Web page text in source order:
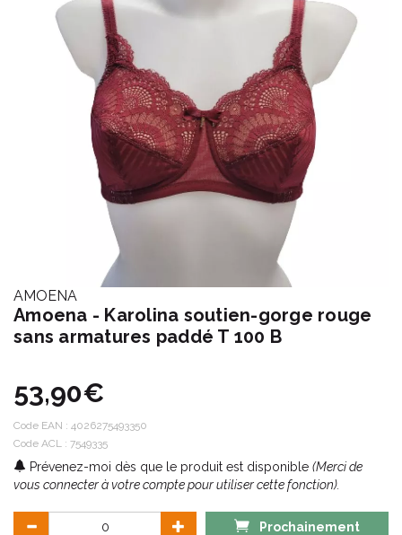
AMOENA
Amoena - Karolina soutien-gorge rouge
sans armatures paddé T 100 B
53,90€
Code EAN : 4026275493350
Code ACL : 7549335
Prévenez-moi dès que le produit est disponible (Merci de
vous connecter à votre compte pour utiliser cette fonction).
Prochainement